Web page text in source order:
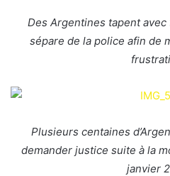
Des Argentines tapent
sépare de la police afin de
Plusieurs centaines
demander justice suite à la
janvier